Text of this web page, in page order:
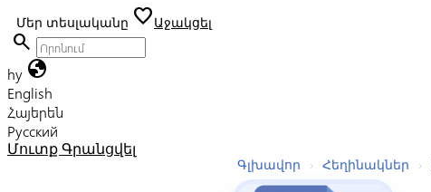
Մեր տեսլականը favoriteԱջակցել
search
hy globe
English
Հայերեն
Русский
Մուտք Գրանցվել
Գլխավոր › Հեղինակներ ›